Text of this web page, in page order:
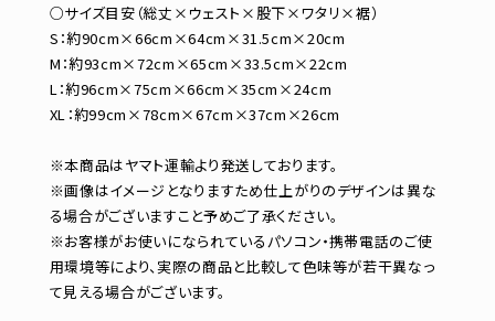
○サイズ目安（総丈×ウェスト×股下×ワタリ×裾）
S：約90cm×66cm×64cm×31.5cm×20cm
M：約93cm×72cm×65cm×33.5cm×22cm
L：約96cm×75cm×66cm×35cm×24cm
XL：約99cm×78cm×67cm×37cm×26cm
※本商品はヤマト運輸より発送しております。
※画像はイメージとなりますため仕上がりのデザインは異な
る場合がございますこと予めご了承ください。
※お客様がお使いになられているパソコン・携帯電話のご使
用環境等により、実際の商品と比較して色味等が若干異なっ
て見える場合がございます。